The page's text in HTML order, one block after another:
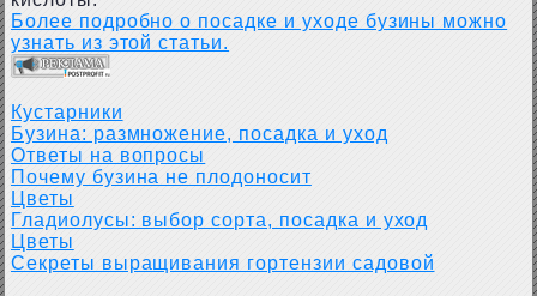
Более подробно о посадке и уходе бузины можно
узнать из этой статьи.
Кустарники
Бузина: размножение, посадка и уход
Ответы на вопросы
Почему бузина не плодоносит
Цветы
Гладиолусы: выбор сорта, посадка и уход
Цветы
Секреты выращивания гортензии садовой